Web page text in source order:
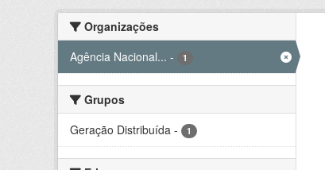
Organizações
Agência Nacional... - 1
Grupos
Geração Distribuída - 1